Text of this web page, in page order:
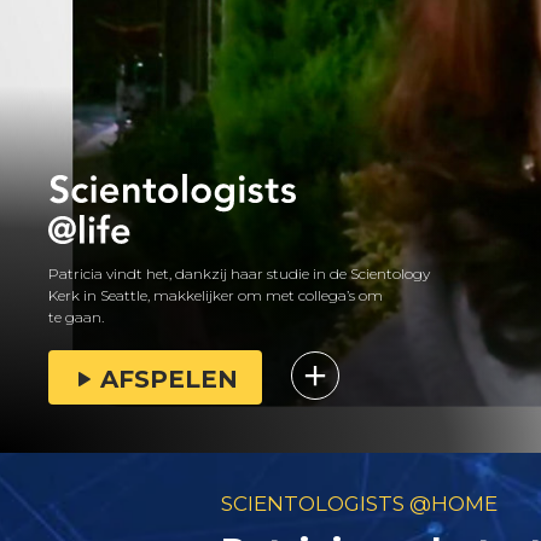
Patricia vindt het, dankzij haar studie in de Scientology
Kerk in Seattle, makkelijker om met collega’s om
te gaan.
AFSPELEN
SCIENTOLOGISTS @HOME